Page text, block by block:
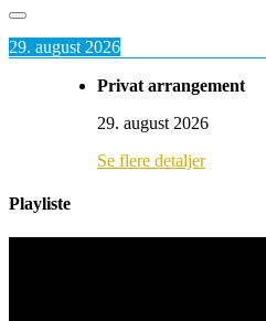
29. august 2026
Privat arrangement
29. august 2026
Se flere detaljer
Playliste